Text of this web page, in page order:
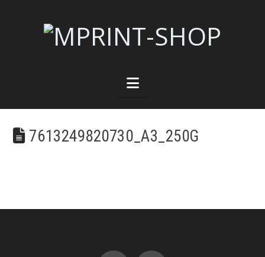
Navigation
7613249820730_A3_250G